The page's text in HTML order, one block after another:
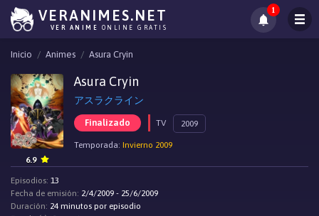
VERANIMES.NET
VER ANIME ONLINE GRATIS
1
Inicio Animes Asura Cryin
Asura Cryin
アスラクライン
Finalizado TV 2009
Temporada: Invierno 2009
6.9
Episodios: 13
Fecha de emisión: 2/4/2009 - 25/6/2009
Duración: 24 minutos por episodio